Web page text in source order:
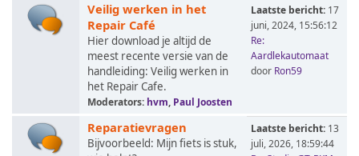
Veilig werken in het
Repair Café
Hier download je altijd de
meest recente versie van de
handleiding: Veilig werken in
het Repair Cafe.
Moderators: hvm, Paul Joosten
Laatste bericht: 17
juni, 2024, 15:56:12
Re:
Aardlekautomaat
door Ron59
Reparatievragen
Bijvoorbeeld: Mijn fiets is stuk,
Laatste bericht: 13
juli, 2026, 18:59:44